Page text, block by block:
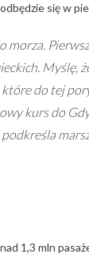
się w
morza.
Myślę,
do tej
kurs do
1,3 mln